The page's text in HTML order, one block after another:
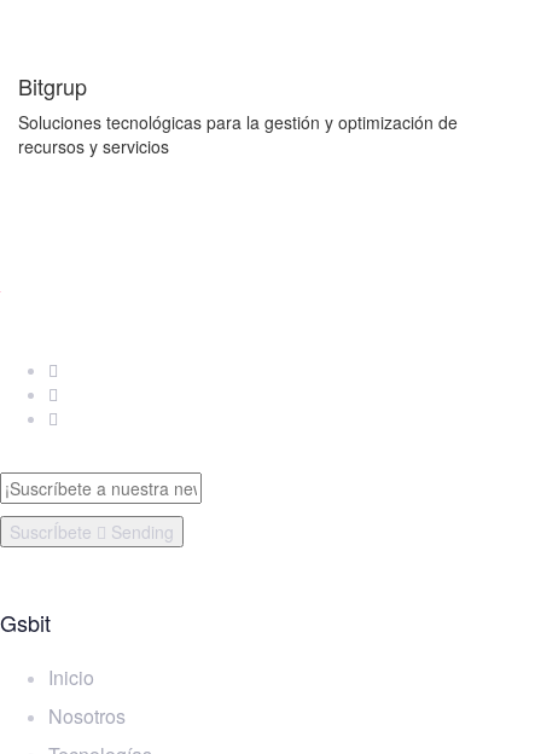
Bitgrup
Soluciones tecnológicas para la gestión y optimización de
recursos y servicios
SuscrÍbete Sending
Gsbit
Inicio
Nosotros